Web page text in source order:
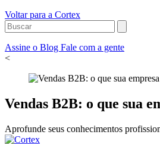
Voltar para a Cortex
Assine o Blog Fale com a gente
<
Vendas B2B: o que sua
Aprofunde seus conhecimentos